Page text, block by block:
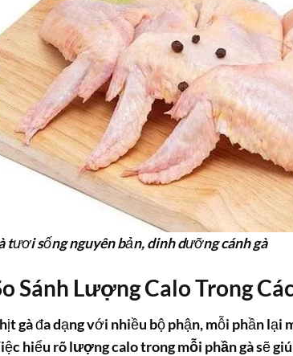
tươi sống nguyên bản, dinh dưỡng cánh gà
Sánh Lượng Calo Trong
gà đa dạng với nhiều bộ phận, mỗi phần
hiểu rõlượng calo trong mỗi phần gàsẽ